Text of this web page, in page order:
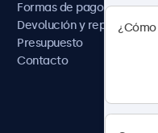
Formas de pago
Devolución y reparación
Presupuesto
Contacto